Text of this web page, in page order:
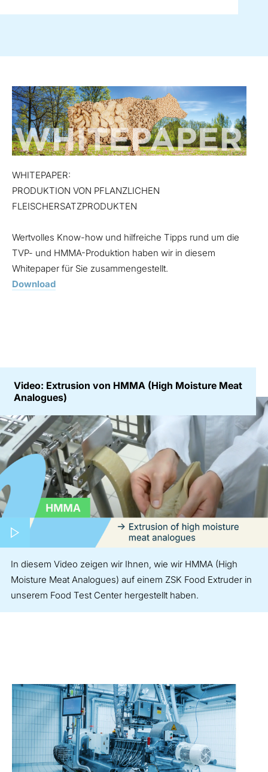
WHITEPAPER:
PRODUKTION VON PFLANZLICHEN
FLEISCHERSATZPRODUKTEN
Wertvolles Know-how und hilfreiche Tipps rund um die
TVP- und HMMA-Produktion haben wir in diesem
Whitepaper für Sie zusammengestellt.
Download
Video: Extrusion von HMMA (High Moisture Meat
Analogues)
In diesem Video zeigen wir Ihnen, wie wir HMMA (High
Moisture Meat Analogues) auf einem ZSK Food Extruder in
unserem Food Test Center hergestellt haben.